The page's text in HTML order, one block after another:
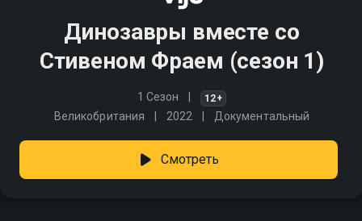
Динозавры вместе со
Стивеном Фраем (сезон 1)
1 Сезон 12+
Великобритания 2022 Документальный
Смотреть